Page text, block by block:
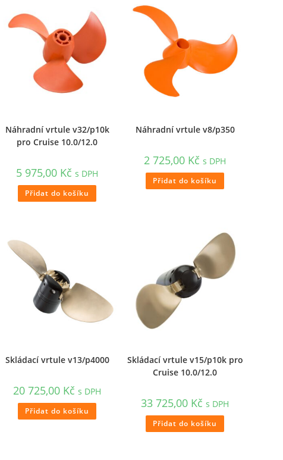
Náhradní vrtule v32/p10k
pro Cruise 10.0/12.0
5 975,00 Kč s DPH
Přidat do košíku
Náhradní vrtule v8/p350
2 725,00 Kč s DPH
Přidat do košíku
Skládací vrtule v13/p4000
20 725,00 Kč s DPH
Přidat do košíku
Skládací vrtule v15/p10k pro
Cruise 10.0/12.0
33 725,00 Kč s DPH
Přidat do košíku